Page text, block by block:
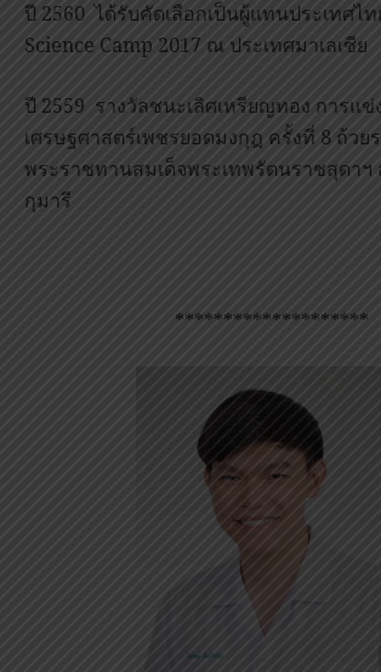
ปี 2560 ได้รับคัดเลือกเป็นผู้แทนประเทศไ
Science Camp 2017 ณ ประเทศมาเลเซีย
ปี 2559 รางวัลชนะเลิศเหรียญทอง การแ
เศรษฐศาสตร์เพชรยอดมงกุฎ ครั้งที่ 8 ถ้วย
พระราชทานสมเด็จพระเทพรัตนราชสุดาฯ
กุมารี
********************